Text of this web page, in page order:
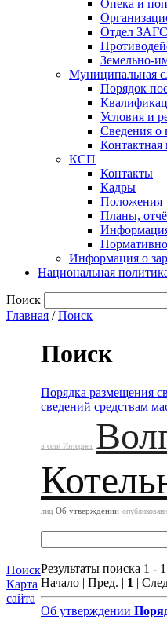
Опека и
Отдел ЗАГС
Земельно-
Муниципальная
Порядок
Условия и
Сведения о
КСП
Контакты
Кадры
Положения
Планы,
Информация о
Национальная
Поиск
Главная /Поиск
Поиск
Карта
сайта
Поиск
Порядка размещения
сведений средствам
в сети Интернет
лиц Об утверждении
Результаты поиска 1 - 1
Начало | Пред. | 1 |
Об утверждении